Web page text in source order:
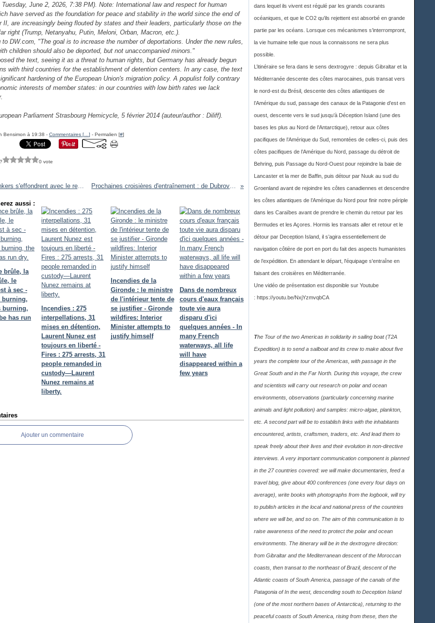
Tuesday, June 2, 2026, 7:38 PM). Note: International law and respect for human
have served as the foundation for peace and stability in the world since the end of
II, are increasingly being flouted by states and their leaders, particularly those on the
right (Trump, Netanyahu, Putin, Meloni, Orban, Macron, etc.).
to DW.com, "The goal is to increase the number of deportations. Under the new rules,
children should also be deported, but not unaccompanied minors."
the text, seeing it as a threat to human rights, but Germany has already begun
with third countries for the establishment of detention centers. In any case, the text
hardening of the European Union's migration policy. A populist folly contrary
interests of member states: in our countries with low birth rates we lack
Parliament Strasbourg Hemicycle, 5 février 2014 (auteur/author : Diliff).
Bensimon à 19:38 - Commentaires [ ] - Permalien [#]
0 vote
Les bunkers s'effondrent avec le recul de la côte - The bunkers are collapsing as the coastline recedes. Prochaines croisières d'entraînement : de Dubrovnik à Biograd, du 24 octobre au 31 octobre 2026 - Plan de navigation détaillé - Sail with us !
aussi :
brûle, la
le
à sec -
burning,
burning,
has run
Incendies : 275
interpellations, 31
mises en détention,
Laurent Nunez est
toujours en liberté -
Fires : 275 arrests, 31
people remanded in
custody—Laurent
Nunez remains at
liberty.
Incendies de la
Gironde : le ministre
de l'intérieur tente de
se justifier - Gironde
wildfires: Interior
Minister attempts to
justify himself
Dans de nombreux
cours d'eaux français
toute vie aura
disparu d'ici
quelques années - In
many French
waterways, all life
will have
disappeared within a
few years
Ajouter un commentaire
dans lequel ils vivent est régulé par les grands courants
océaniques, et que le CO2 qu’ils rejettent est absorbé en grande
partie par les océans. Lorsque ces mécanismes s’interrompront,
la vie humaine telle que nous la connaissons ne sera plus
possible.
L’itinéraire se fera dans le sens dextrogyre : depuis Gibraltar et la
Méditerranée descente des côtes marocaines, puis transat vers
le nord-est du Brésil, descente des côtes atlantiques de
l’Amérique du sud, passage des canaux de la Patagonie d’est en
ouest, descente vers le sud jusqu’à Déception Island (une des
bases les plus au Nord de l’Antarctique), retour aux côtes
pacifiques de l’Amérique du Sud, remontées de celles-ci, puis des
côtes pacifiques de l’Amérique du Nord, passage du détroit de
Behring, puis Passage du Nord-Ouest pour rejoindre la baie de
Lancaster et la mer de Baffin, puis détour par Nuuk au sud du
Groenland avant de rejoindre les côtes canadiennes et descendre
les côtes atlantiques de l’Amérique du Nord pour finir notre périple
dans les Caraïbes avant de prendre le chemin du retour par les
Bermudes et les Açores. Hormis les transats aller et retour et le
détour par Deception Island, il s’agira essentiellement de
navigation côtière de port en port du fait des aspects humanistes
de l’expédition. En attendant le départ, l'équipage s'entraîne en
faisant des croisières en Méditerranée.
Une vidéo de présentation est disponible sur Youtube
: https://youtu.be/NxjYzmvqbCA
The Tour of the two Americas in solidarity in sailing boat (T2A
Expedition) is to send a sailboat and its crew to make about five
years the complete tour of the Americas, with passage in the
Great South and in the Far North. During this voyage, the crew
and scientists will carry out research on polar and ocean
environments, observations (particularly concerning marine
animals and light pollution) and samples: micro-algae, plankton,
etc. A second part will be to establish links with the inhabitants
encountered, artists, craftsmen, traders, etc. And lead them to
speak freely about their lives and their evolution in non-directive
interviews. A very important communication component is planned
in the 27 countries covered: we will make documentaries, feed a
travel blog, give about 400 conferences (one every four days on
average), write books with photographs from the logbook, will try
to publish articles in the local and national press of the countries
where we will be, and so on. The aim of this communication is to
raise awareness of the need to protect the polar and ocean
environments. The itinerary will be in the dextrogyre direction:
from Gibraltar and the Mediterranean descent of the Moroccan
coasts, then transat to the northeast of Brazil, descent of the
Atlantic coasts of South America, passage of the canals of the
Patagonia of In the west, descending south to Deception Island
(one of the most northern bases of Antarctica), returning to the
peaceful coasts of South America, rising from these, then the